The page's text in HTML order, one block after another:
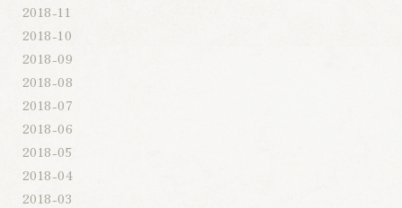
2018-11
2018-10
2018-09
2018-08
2018-07
2018-06
2018-05
2018-04
2018-03